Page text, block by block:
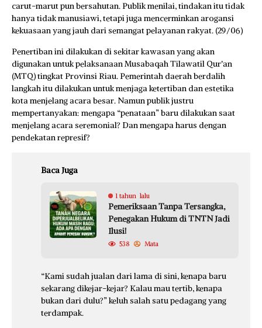
carut-marut pun bersahutan. Publik menilai, tindakan itu tidak
hanya tidak manusiawi, tetapi juga mencerminkan arogansi
kekuasaan yang jauh dari semangat pelayanan rakyat. (29/06)
Penertiban ini dilakukan di sekitar kawasan yang akan
digunakan untuk pelaksanaan Musabaqah Tilawatil Qur’an
(MTQ) tingkat Provinsi Riau. Pemerintah daerah berdalih
langkah itu dilakukan untuk menjaga ketertiban dan estetika
kota menjelang acara besar. Namun publik justru
mempertanyakan: mengapa “penataan” baru dilakukan saat
menjelang acara seremonial? Dan mengapa harus dengan
pendekatan represif?
Baca Juga
1 tahun lalu
Pemeriksaan Tanpa Tersangka,
Penegakan Hukum di TNTN Jadi
Ilusi!
538 Mata
“Kami sudah jualan dari lama di sini, kenapa baru
sekarang dikejar-kejar? Kalau mau tertib, kenapa
bukan dari dulu?” keluh salah satu pedagang yang
terdampak.